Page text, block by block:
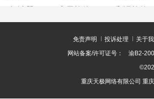
免责声明 投诉处理
关于
网站备案/许可证号：
渝B2-
重庆天极网络有限公司 重